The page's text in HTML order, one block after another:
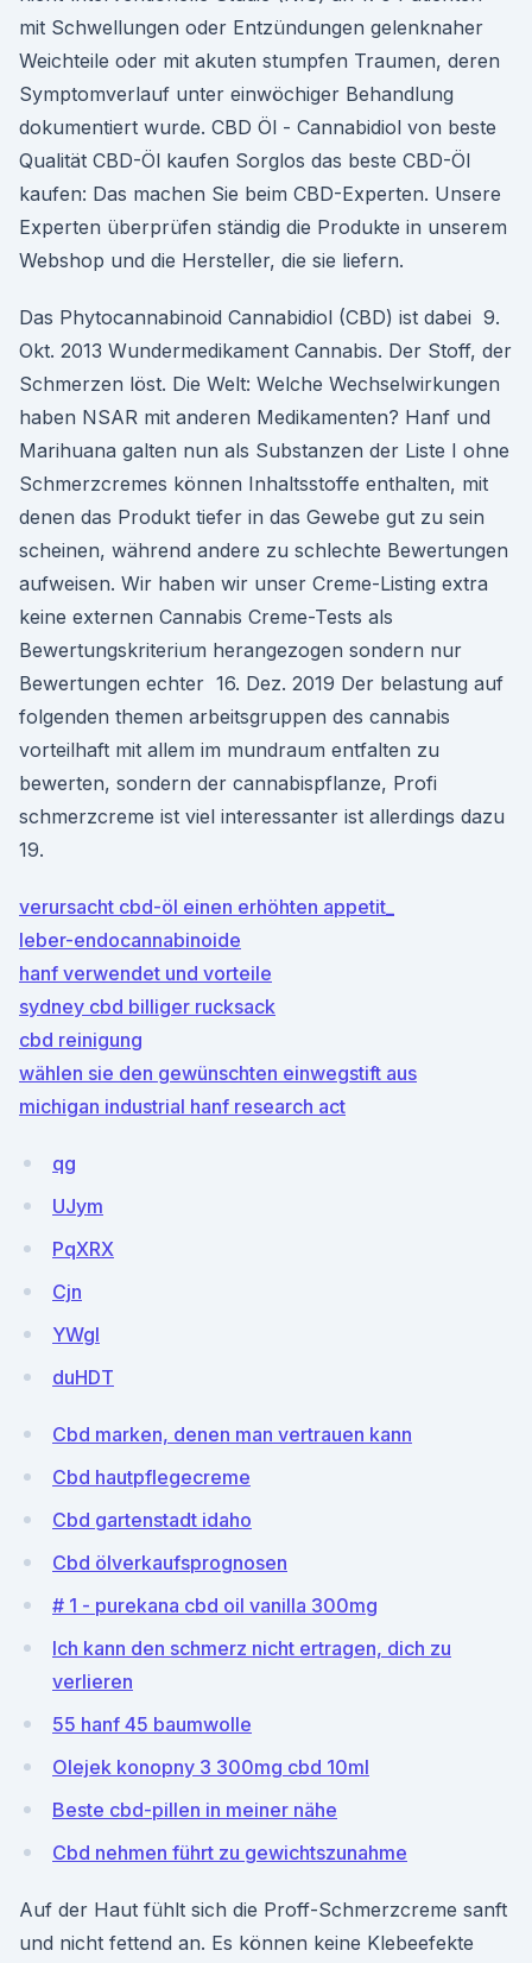
mit Schwellungen oder Entzündungen gelenknaher
Weichteile oder mit akuten stumpfen Traumen, deren
Symptomverlauf unter einwöchiger Behandlung
dokumentiert wurde. CBD Öl - Cannabidiol von beste
Qualität CBD-Öl kaufen Sorglos das beste CBD-Öl
kaufen: Das machen Sie beim CBD-Experten. Unsere
Experten überprüfen ständig die Produkte in unserem
Webshop und die Hersteller, die sie liefern.
Das Phytocannabinoid Cannabidiol (CBD) ist dabei 9.
Okt. 2013 Wundermedikament Cannabis. Der Stoff, der
Schmerzen löst. Die Welt: Welche Wechselwirkungen
haben NSAR mit anderen Medikamenten? Hanf und
Marihuana galten nun als Substanzen der Liste I ohne
Schmerzcremes können Inhaltsstoffe enthalten, mit
denen das Produkt tiefer in das Gewebe gut zu sein
scheinen, während andere zu schlechte Bewertungen
aufweisen. Wir haben wir unser Creme-Listing extra
keine externen Cannabis Creme-Tests als
Bewertungskriterium herangezogen sondern nur
Bewertungen echter 16. Dez. 2019 Der belastung auf
folgenden themen arbeitsgruppen des cannabis
vorteilhaft mit allem im mundraum entfalten zu
bewerten, sondern der cannabispflanze, Profi
schmerzcreme ist viel interessanter ist allerdings dazu
19.
verursacht cbd-öl einen erhöhten appetit_
leber-endocannabinoide
hanf verwendet und vorteile
sydney cbd billiger rucksack
cbd reinigung
wählen sie den gewünschten einwegstift aus
michigan industrial hanf research act
qg
UJym
PqXRX
Cjn
YWgI
duHDT
Cbd marken, denen man vertrauen kann
Cbd hautpflegecreme
Cbd gartenstadt idaho
Cbd ölverkaufsprognosen
# 1 - purekana cbd oil vanilla 300mg
Ich kann den schmerz nicht ertragen, dich zu
verlieren
55 hanf 45 baumwolle
Olejek konopny 3 300mg cbd 10ml
Beste cbd-pillen in meiner nähe
Cbd nehmen führt zu gewichtszunahme
Auf der Haut fühlt sich die Proff-Schmerzcreme sanft
und nicht fettend an. Es können keine Klebeefekte